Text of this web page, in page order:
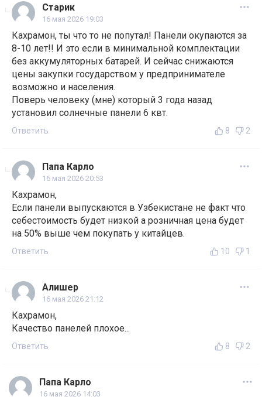
Старик
16 мая 2026 19:03
Кахрамон, ты что то не попутал! Панели окупаются за
8-10 лет!! И это если в минимальной комплектации
без аккумуляторных батарей. И сейчас снижаются
цены закупки государством у предпринимателе
возможно и населения.
Поверь человеку (мне) который 3 года назад
установил солнечные панели 6 квт.
Ответить 8 2
Папа Карло
16 мая 2026 20:53
Кахрамон,
Если панели выпускаются в Узбекистане не факт что
себестоимость будет низкой а розничная цена будет
на 50% выше чем покупать у китайцев.
Ответить 10 1
Алишер
16 мая 2026 21:12
Кахрамон,
Качество панелей плохое...
Ответить 8 2
Папа Карло
16 мая 2026 14:03